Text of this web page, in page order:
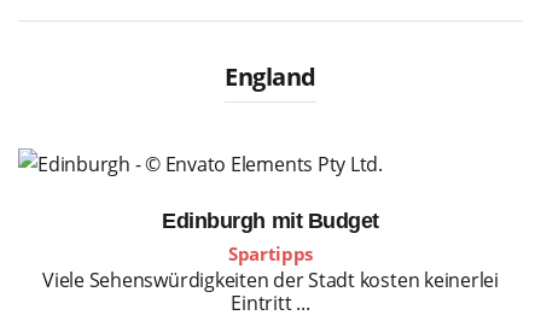
England
Edinburgh mit Budget
Spartipps
Viele Sehenswürdigkeiten der Stadt kosten keinerlei
Eintritt ...